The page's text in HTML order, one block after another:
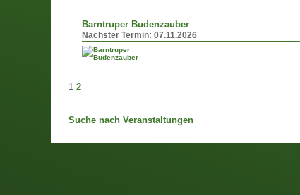
Barntruper Budenzauber
Nächster Termin: 07.11.2026
1 2
Suche nach Veranstaltungen